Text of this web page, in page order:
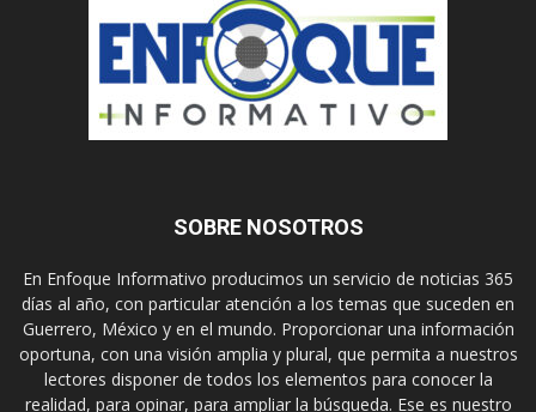
SOBRE NOSOTROS
En Enfoque Informativo producimos un servicio de noticias 365
días al año, con particular atención a los temas que suceden en
Guerrero, México y en el mundo. Proporcionar una información
oportuna, con una visión amplia y plural, que permita a nuestros
lectores disponer de todos los elementos para conocer la
realidad, para opinar, para ampliar la búsqueda. Ese es nuestro